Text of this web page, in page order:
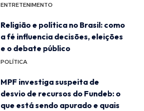
ENTRETENIMENTO
Religião e política no Brasil: como
a fé influencia decisões, eleições
e o debate público
POLÍTICA
MPF investiga suspeita de
desvio de recursos do Fundeb: o
que está sendo apurado e quais